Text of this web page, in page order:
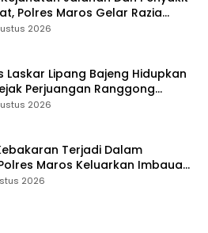
Polres Maros Gelar Razia
Kondusif
2026
Laskar Lipang Bajeng Hidupkan
Perjuangan Ranggong
Wabup Takalar: Apresiasi
2026
Terjadi Dalam
Maros Keluarkan Imbauan
2026